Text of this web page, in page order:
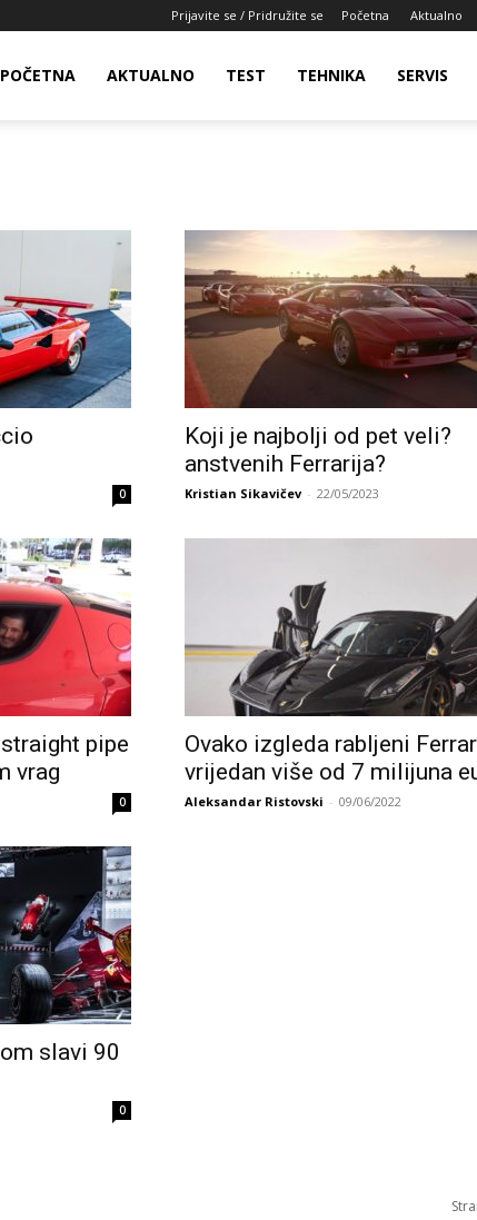
Prijavite se / Pridružite se Početna Aktualno
POČETNA AKTUALNO TEST TEHNIKA SERVIS
0
Koji je najbolji od pet veli?
anstvenih Ferrarija?
Kristian Sikavičev - 22/05/2023
pipe
vrag
0
Ovako izgleda rabljeni
vrijedan više od 7 milijuna
Aleksandar Ristovski - 09/06/2022
slavi 90
0